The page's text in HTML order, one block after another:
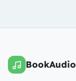
BookAudio